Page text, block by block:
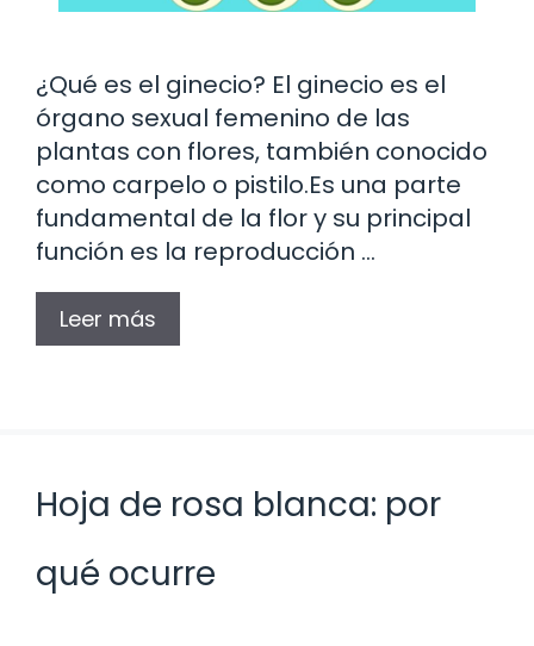
¿Qué es el ginecio? El ginecio es el
órgano sexual femenino de las
plantas con flores, también conocido
como carpelo o pistilo.Es una parte
fundamental de la flor y su principal
función es la reproducción …
Leer más
Hoja de rosa blanca: por
qué ocurre